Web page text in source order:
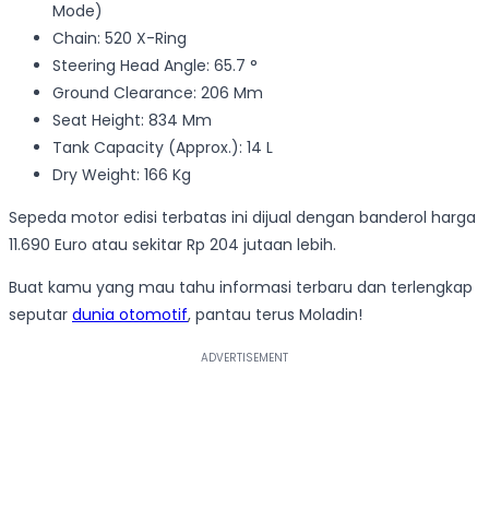
Mode)
Chain: 520 X-Ring
Steering Head Angle: 65.7 °
Ground Clearance: 206 Mm
Seat Height: 834 Mm
Tank Capacity (Approx.): 14 L
Dry Weight: 166 Kg
Sepeda motor edisi terbatas ini dijual dengan banderol harga
11.690 Euro atau sekitar Rp 204 jutaan lebih.
Buat kamu yang mau tahu informasi terbaru dan terlengkap
seputar dunia otomotif, pantau terus Moladin!